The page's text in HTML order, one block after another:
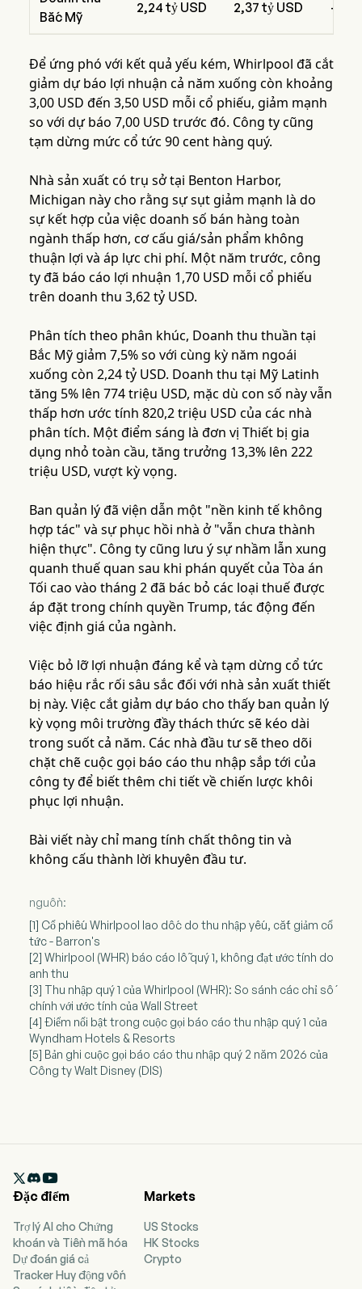
Bắc Mỹ
2,24 tỷ USD 2,37 tỷ USD -
Để ứng phó với kết quả yếu kém, Whirlpool đã cắt
giảm dự báo lợi nhuận cả năm xuống còn khoảng
3,00 USD đến 3,50 USD mỗi cổ phiếu, giảm mạnh
so với dự báo 7,00 USD trước đó. Công ty cũng
tạm dừng mức cổ tức 90 cent hàng quý.
Nhà sản xuất có trụ sở tại Benton Harbor,
Michigan này cho rằng sự sụt giảm mạnh là do
sự kết hợp của việc doanh số bán hàng toàn
ngành thấp hơn, cơ cấu giá/sản phẩm không
thuận lợi và áp lực chi phí. Một năm trước, công
ty đã báo cáo lợi nhuận 1,70 USD mỗi cổ phiếu
trên doanh thu 3,62 tỷ USD.
Phân tích theo phân khúc, Doanh thu thuần tại
Bắc Mỹ giảm 7,5% so với cùng kỳ năm ngoái
xuống còn 2,24 tỷ USD. Doanh thu tại Mỹ Latinh
tăng 5% lên 774 triệu USD, mặc dù con số này vẫn
thấp hơn ước tính 820,2 triệu USD của các nhà
phân tích. Một điểm sáng là đơn vị Thiết bị gia
dụng nhỏ toàn cầu, tăng trưởng 13,3% lên 222
triệu USD, vượt kỳ vọng.
Ban quản lý đã viện dẫn một "nền kinh tế không
hợp tác" và sự phục hồi nhà ở "vẫn chưa thành
hiện thực". Công ty cũng lưu ý sự nhầm lẫn xung
quanh thuế quan sau khi phán quyết của Tòa án
Tối cao vào tháng 2 đã bác bỏ các loại thuế được
áp đặt trong chính quyền Trump, tác động đến
việc định giá của ngành.
Việc bỏ lỡ lợi nhuận đáng kể và tạm dừng cổ tức
báo hiệu rắc rối sâu sắc đối với nhà sản xuất thiết
bị này. Việc cắt giảm dự báo cho thấy ban quản lý
kỳ vọng môi trường đầy thách thức sẽ kéo dài
trong suốt cả năm. Các nhà đầu tư sẽ theo dõi
chặt chẽ cuộc gọi báo cáo thu nhập sắp tới của
công ty để biết thêm chi tiết về chiến lược khôi
phục lợi nhuận.
Bài viết này chỉ mang tính chất thông tin và
không cấu thành lời khuyên đầu tư.
nguồn:
[1] Cổ phiếu Whirlpool lao dốc do thu nhập yếu, cắt giảm cổ
tức - Barron's
[2] Whirlpool (WHR) báo cáo lỗ quý 1, không đạt ước tính do
anh thu
[3] Thu nhập quý 1 của Whirlpool (WHR): So sánh các chỉ số
chính với ước tính của Wall Street
[4] Điểm nổi bật trong cuộc gọi báo cáo thu nhập quý 1 của
Wyndham Hotels & Resorts
[5] Bản ghi cuộc gọi báo cáo thu nhập quý 2 năm 2026 của
Công ty Walt Disney (DIS)

Đặc điểm
Trợ lý AI cho Chứng
khoán và Tiền mã hóa
Dự đoán giá cả
Tracker Huy động vốn
Markets
US Stocks
HK Stocks
Crypto